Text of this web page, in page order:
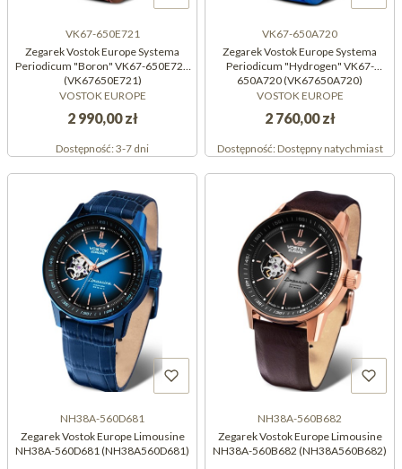
VK67-650E721
Zegarek Vostok Europe Systema
Periodicum "Boron" VK67-650E721
(VK67650E721)
VOSTOK EUROPE
2 990,00 zł
Dostępność:3-7 dni
VK67-650A720
Zegarek Vostok Europe Systema
Periodicum "Hydrogen" VK67-
650A720 (VK67650A720)
VOSTOK EUROPE
2 760,00 zł
Dostępność:Dostępny natychmiast
NH38A-560D681
Zegarek Vostok Europe Limousine
NH38A-560D681 (NH38A560D681)
NH38A-560B682
Zegarek Vostok Europe Limousine
NH38A-560B682 (NH38A560B682)